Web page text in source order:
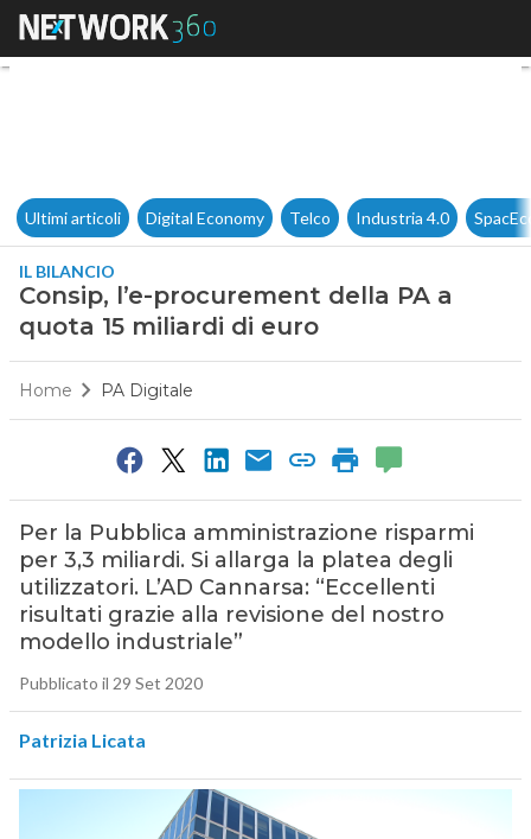
Consip, l’e-procurement
Ultimi articoli Digital Economy Telco Industria 4.0
IL BILANCIO
Consip, l’e-procurement della PA a
quota 15 miliardi di euro
Home PA Digitale
Per la Pubblica amministrazione risparmi
per 3,3 miliardi. Si allarga la platea degli
utilizzatori. L’AD Cannarsa: “Eccellenti
risultati grazie alla revisione del nostro
modello industriale”
Pubblicato il 29 Set 2020
Patrizia Licata